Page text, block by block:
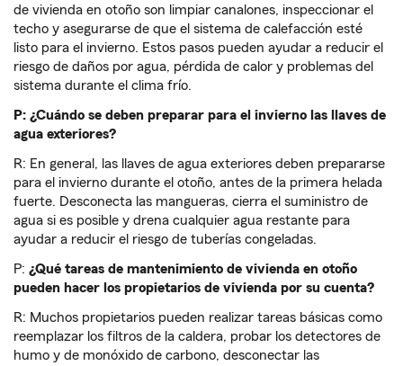
de vivienda en otoño son limpiar canalones, inspeccionar el
techo y asegurarse de que el sistema de calefacción esté
listo para el invierno. Estos pasos pueden ayudar a reducir el
riesgo de daños por agua, pérdida de calor y problemas del
sistema durante el clima frío.
P: ¿Cuándo se deben preparar para el invierno las llaves de
agua exteriores?
R: En general, las llaves de agua exteriores deben prepararse
para el invierno durante el otoño, antes de la primera helada
fuerte. Desconecta las mangueras, cierra el suministro de
agua si es posible y drena cualquier agua restante para
ayudar a reducir el riesgo de tuberías congeladas.
P: ¿Qué tareas de mantenimiento de vivienda en otoño
pueden hacer los propietarios de vivienda por su cuenta?
R: Muchos propietarios pueden realizar tareas básicas como
reemplazar los filtros de la caldera, probar los detectores de
humo y de monóxido de carbono, desconectar las